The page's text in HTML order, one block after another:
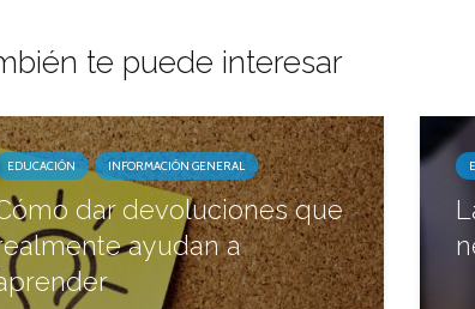
te puede interesar
EDUCACIÓN INFORMACIÓN GENERAL
dar devoluciones que
ayudan a